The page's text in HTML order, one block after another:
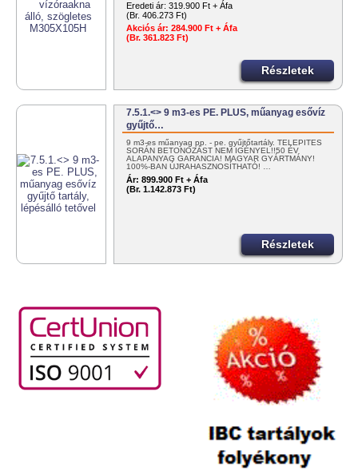
Eredeti ár: 319.900 Ft + Áfa
(Br. 406.273 Ft)
Akciós ár: 284.900 Ft + Áfa
(Br. 361.823 Ft)
Részletek
7.5.1.<> 9 m3-es PE. PLUS, műanyag esővíz
gyűjtő…
9 m3-es műanyag pp. - pe. gyűjtőtartály. TELEPÍTÉS
SORÁN BETONOZÁST NEM IGÉNYEL!!50 ÉV
ALAPANYAG GARANCIA! MAGYAR GYÁRTMÁNY!
100%-BAN ÚJRAHASZNOSÍTHATÓ! …
Ár: 899.900 Ft + Áfa
(Br. 1.142.873 Ft)
Részletek